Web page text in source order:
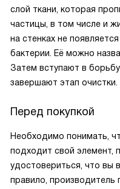
слой ткани, которая
частицы, в том числе и
на стенках не
бактерии. Её можно
Затем вступают в
завершают этап очистки.
Перед покупкой
Необходимо понимать,
подходит свой элемент,
удостовериться, что вы
правило, производитель